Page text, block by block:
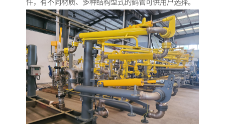
件，有不同材质、多种结构型式的鹤管可供用户选择。